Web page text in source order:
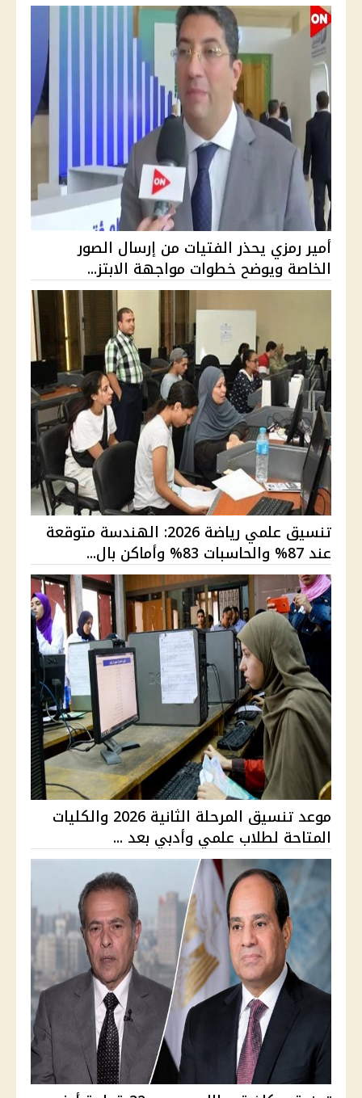
أمير رمزي يحذر الفتيات من إرسال الصور
الخاصة ويوضح خطوات مواجهة الابتز...
تنسيق علمي رياضة 2026: الهندسة متوقعة
عند 87% والحاسبات 83% وأماكن بال...
موعد تنسيق المرحلة الثانية 2026 والكليات
المتاحة لطلاب علمي وأدبي بعد ...